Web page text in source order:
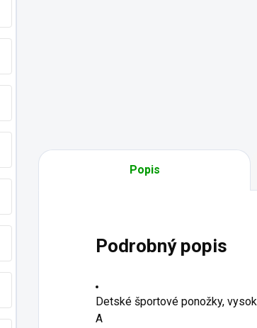
Popis
Podrobný popis
Detské športové ponožky,
A